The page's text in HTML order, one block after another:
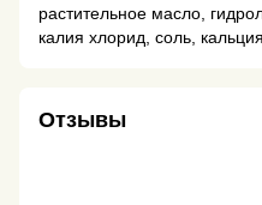
растительное масло,
калия хлорид, соль,
Отзывы